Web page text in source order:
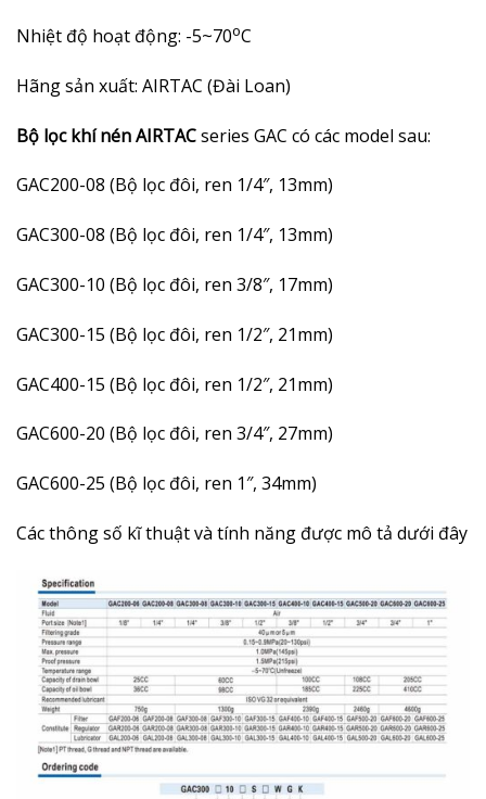
Nhiệt độ hoạt động: -5~70oC
Hãng sản xuất: AIRTAC (Đài Loan)
Bộ lọc khí nén AIRTACseries GAC có các model sau:
GAC200-08 (Bộ lọc đôi, ren 1/4″, 13mm)
GAC300-08 (Bộ lọc đôi, ren 1/4″, 13mm)
GAC300-10 (Bộ lọc đôi, ren 3/8″, 17mm)
GAC300-15 (Bộ lọc đôi, ren 1/2″, 21mm)
GAC400-15 (Bộ lọc đôi, ren 1/2″, 21mm)
GAC600-20 (Bộ lọc đôi, ren 3/4″, 27mm)
GAC600-25 (Bộ lọc đôi, ren 1″, 34mm)
Các thông số kĩ thuật và tính năng được mô tả dưới đây